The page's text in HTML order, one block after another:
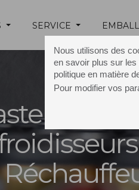
Nous utilisons des
en savoir plus sur
politique en matière
Pour modifier vos
SERVICE